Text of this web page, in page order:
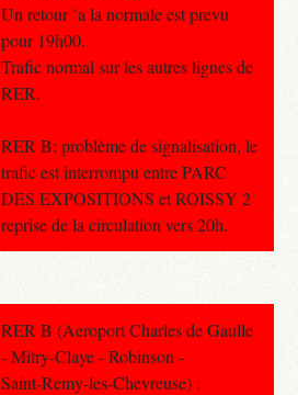
Un retour `a la normale est prevu
pour 19h00.
Trafic normal sur les autres lignes de
RER.
RER B: problème de signalisation, le
trafic est interrompu entre PARC
DES EXPOSITIONS et ROISSY 2
reprise de la circulation vers 20h.
RER B (Aeroport Charles de Gaulle
- Mitry-Claye - Robinson -
Saint-Remy-les-Chevreuse) :